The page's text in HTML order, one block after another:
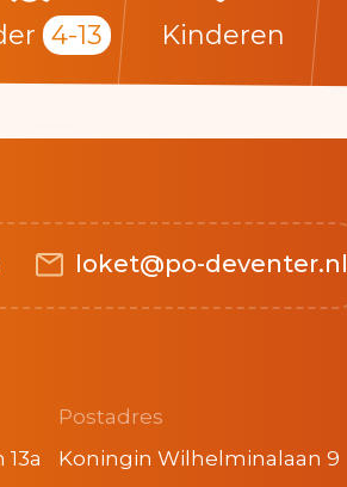
4-13 Kinderen
loket@po-deventer.nl
Postadres
Koningin Wilhelminalaan 9